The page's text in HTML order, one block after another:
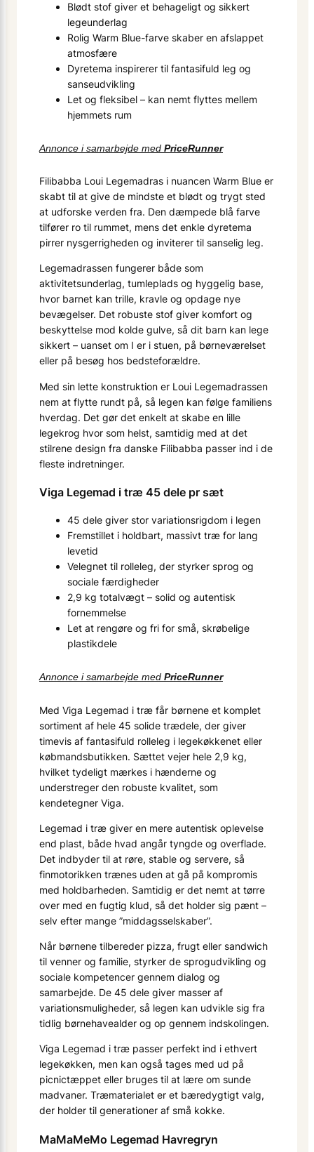
Blødt stof giver et behageligt og sikkert
legeunderlag
Rolig Warm Blue-farve skaber en afslappet
atmosfære
Dyretema inspirerer til fantasifuld leg og
sanseudvikling
Let og fleksibel – kan nemt flyttes mellem
hjemmets rum
Annonce i samarbejde med PriceRunner
Filibabba Loui Legemadras i nuancen Warm Blue er
skabt til at give de mindste et blødt og trygt sted
at udforske verden fra. Den dæmpede blå farve
tilfører ro til rummet, mens det enkle dyretema
pirrer nysgerrigheden og inviterer til sanselig leg.
Legemadrassen fungerer både som
aktivitetsunderlag, tumleplads og hyggelig base,
hvor barnet kan trille, kravle og opdage nye
bevægelser. Det robuste stof giver komfort og
beskyttelse mod kolde gulve, så dit barn kan lege
sikkert – uanset om I er i stuen, på børneværelset
eller på besøg hos bedsteforældre.
Med sin lette konstruktion er Loui Legemadrassen
nem at flytte rundt på, så legen kan følge familiens
hverdag. Det gør det enkelt at skabe en lille
legekrog hvor som helst, samtidig med at det
stilrene design fra danske Filibabba passer ind i de
fleste indretninger.
Viga Legemad i træ 45 dele pr sæt
45 dele giver stor variationsrigdom i legen
Fremstillet i holdbart, massivt træ for lang
levetid
Velegnet til rolleleg, der styrker sprog og
sociale færdigheder
2,9 kg totalvægt – solid og autentisk
fornemmelse
Let at rengøre og fri for små, skrøbelige
plastikdele
Annonce i samarbejde med PriceRunner
Med Viga Legemad i træ får børnene et komplet
sortiment af hele 45 solide trædele, der giver
timevis af fantasifuld rolleleg i legekøkkenet eller
købmandsbutikken. Sættet vejer hele 2,9 kg,
hvilket tydeligt mærkes i hænderne og
understreger den robuste kvalitet, som
kendetegner Viga.
Legemad i træ giver en mere autentisk oplevelse
end plast, både hvad angår tyngde og overflade.
Det indbyder til at røre, stable og servere, så
finmotorikken trænes uden at gå på kompromis
med holdbarheden. Samtidig er det nemt at tørre
over med en fugtig klud, så det holder sig pænt –
selv efter mange ”middagsselskaber”.
Når børnene tilbereder pizza, frugt eller sandwich
til venner og familie, styrker de sprogudvikling og
sociale kompetencer gennem dialog og
samarbejde. De 45 dele giver masser af
variationsmuligheder, så legen kan udvikle sig fra
tidlig børnehavealder og op gennem indskolingen.
Viga Legemad i træ passer perfekt ind i ethvert
legekøkken, men kan også tages med ud på
picnic­tæppet eller bruges til at lære om sunde
madvaner. Træmaterialet er et bæredygtigt valg,
der holder til generationer af små kokke.
MaMaMeMo Legemad Havregryn